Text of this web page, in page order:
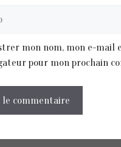
mon nom, mon e-mail
pour mon prochain